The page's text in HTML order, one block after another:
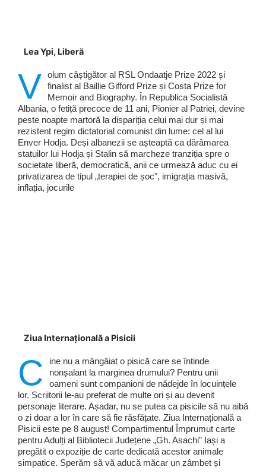
Lea Ypi, Liberă
V olum câștigător al RSL Ondaatje Prize 2022 și
finalist al Baillie Gifford Prize și Costa Prize for
Memoir and Biography. În Republica Socialistă
Albania, o fetiță precoce de 11 ani, Pionier al Patriei, devine
peste noapte martoră la dispariția celui mai dur și mai
rezistent regim dictatorial comunist din lume: cel al lui
Enver Hodja. Deși albanezii se așteaptă ca dărâmarea
statuilor lui Hodja și Stalin să marcheze tranziția spre o
societate liberă, democratică, anii ce urmează aduc cu ei
privatizarea de tipul „terapiei de șoc", imigrația masivă,
inflația, jocurile
Ziua Internațională a Pisicii
C
ine nu a mângâiat o pisică care se întinde
nonșalant la marginea drumului? Pentru unii
oameni sunt companioni de nădejde în locuințele
lor. Scriitorii le-au preferat de multe ori și au devenit
personaje literare. Așadar, nu se putea ca pisicile să nu aibă
o zi doar a lor în care să fie răsfățate. Ziua Internațională a
Pisicii este pe 8 august! Compartimentul Împrumut carte
pentru Adulți al Bibliotecii Județene „Gh. Asachi” Iași a
pregătit o expoziție de carte dedicată acestor animale
simpatice. Sperăm să vă aducă măcar un zâmbet și